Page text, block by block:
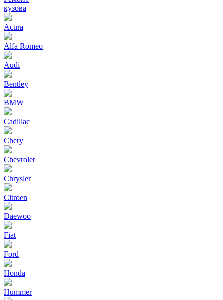
кузова
Acura
Alfa Romeo
Audi
Bentley
BMW
Cadillac
Chery
Chevrolet
Chrysler
Citroen
Daewoo
Fiat
Ford
Honda
Hummer